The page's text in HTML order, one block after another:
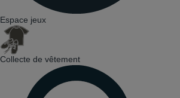
Espace jeux
Collecte de vêtement